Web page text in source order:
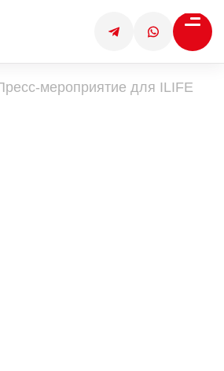
мероприятие для ILIFE